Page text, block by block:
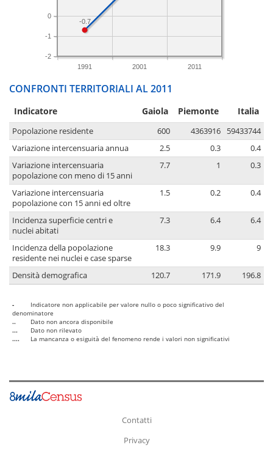
1991 2001 2011
-2
-1
0
-0.7
CONFRONTI TERRITORIALI AL 2011
Indicatore Gaiola Piemonte Italia
Popolazione residente 600 4363916
59433744
Variazione intercensuaria annua
2.5 0.3
0.4
Variazione intercensuaria
popolazione con meno di 15 anni
7.7 1 0.3
Variazione intercensuaria
popolazione con 15 anni ed oltre
1.5 0.2 0.4
Incidenza superficie centri e
nuclei abitati
7.3 6.4 6.4
Incidenza della popolazione
residente nei nuclei e case sparse
18.3 9.9 9
Densità demografica 120.7 171.9 196.8
-
Indicatore non applicabile per valore nullo o poco significativo del
denominatore
..
Dato non ancora disponibile
...
Dato non rilevato
....
La mancanza o esiguità del fenomeno rende i valori non significativi
Contatti
Privacy